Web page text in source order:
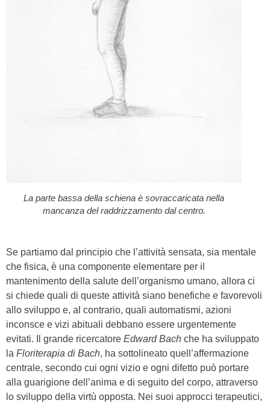
La parte bassa della schiena è sovraccaricata nella
mancanza del raddrizzamento dal centro.
Se partiamo dal principio che l’attività sensata, sia mentale
che fisica, è una componente elementare per il
mantenimento della salute dell’organismo umano, allora ci
si chiede quali di queste attività siano benefiche e favorevoli
allo sviluppo e, al contrario, quali automatismi, azioni
inconsce e vizi abituali debbano essere urgentemente
evitati. Il grande ricercatore Edward Bach che ha sviluppato
la Floriterapia di Bach, ha sottolineato quell’affermazione
centrale, secondo cui ogni vizio e ogni difetto può portare
alla guarigione dell’anima e di seguito del corpo, attraverso
lo sviluppo della virtù opposta. Nei suoi approcci terapeutici,